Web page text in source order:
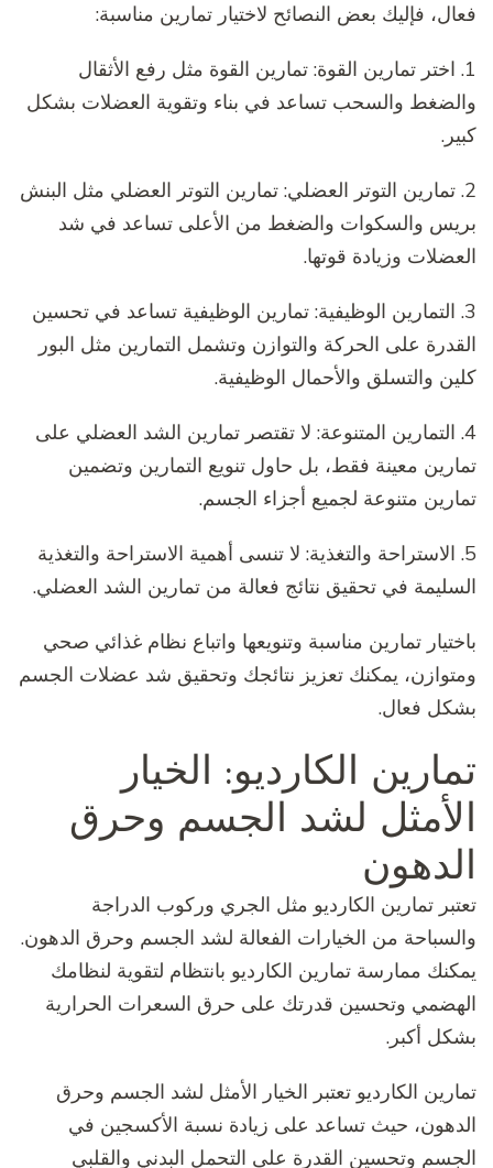
فعال، فإليك بعض النصائح لاختيار تمارين مناسبة:
1. اختر تمارين القوة: تمارين القوة مثل رفع الأثقال
والضغط والسحب تساعد في بناء وتقوية العضلات بشكل
كبير.
2. تمارين التوتر العضلي: تمارين التوتر العضلي مثل البنش
بريس والسكوات والضغط من الأعلى تساعد في شد
العضلات وزيادة قوتها.
3. التمارين الوظيفية: تمارين الوظيفية تساعد في تحسين
القدرة على الحركة والتوازن وتشمل التمارين مثل البور
كلين والتسلق والأحمال الوظيفية.
4. التمارين المتنوعة: لا تقتصر تمارين الشد العضلي على
تمارين معينة فقط، بل حاول تنويع التمارين وتضمين
تمارين متنوعة لجميع أجزاء الجسم.
5. الاستراحة والتغذية: لا تنسى أهمية الاستراحة والتغذية
السليمة في تحقيق نتائج فعالة من تمارين الشد العضلي.
باختيار تمارين مناسبة وتنويعها واتباع نظام غذائي صحي
ومتوازن، يمكنك تعزيز نتائجك وتحقيق شد عضلات الجسم
بشكل فعال.
تمارين الكارديو: الخيار
الأمثل لشد الجسم وحرق
الدهون
تعتبر تمارين الكارديو مثل الجري وركوب الدراجة
والسباحة من الخيارات الفعالة لشد الجسم وحرق الدهون.
يمكنك ممارسة تمارين الكارديو بانتظام لتقوية لنظامك
الهضمي وتحسين قدرتك على حرق السعرات الحرارية
بشكل أكبر.
تمارين الكارديو تعتبر الخيار الأمثل لشد الجسم وحرق
الدهون، حيث تساعد على زيادة نسبة الأكسجين في
الجسم وتحسين القدرة على التحمل البدني والقلبي